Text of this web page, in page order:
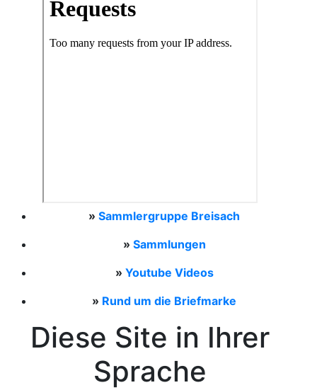
» Sammlergruppe Breisach
» Sammlungen
» Youtube Videos
» Rund um die Briefmarke
Diese Site in Ihrer
Sprache